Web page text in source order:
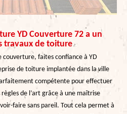
YD Couverture 72 a un
travaux de toiture
couverture, faites confiance à YD
de toiture implantée dans la ville
compétente pour effectuer
de l’art grâce à une maîtrise
faire sans pareil. Tout cela permet à